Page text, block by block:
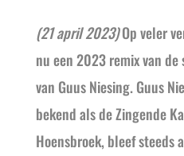
(21 april 2023)Op veler
nu een 2023 remix van de
van Guus Niesing. Guus
bekend als de Zingende
Hoensbroek, bleef steeds